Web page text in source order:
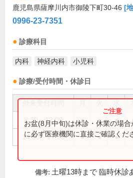
鹿児島県薩摩川内市御陵下町30-46 [
0996-23-7351
診療科目
内科 神経内科 小児科
診療/受付時間・休診日
8:30～12:00 ● ● ●
14:00～17:30 ● ● ●
お盆(8月中旬)は休診・休業の場
に必ず医療機関に直接ご確認くだ
備考: 土曜13時まで 臨時休診